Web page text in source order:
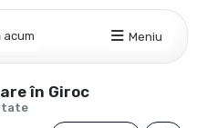
acum Meniu
în Giroc